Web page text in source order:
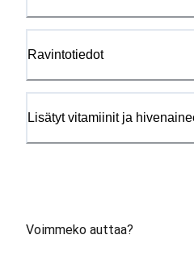
Ravintotiedot
Lisätyt vitamiinit ja
Voimmeko auttaa?